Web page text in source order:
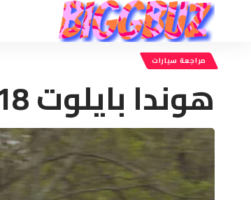
مراجعة سيارات
هوندا بايلوت 2018 : المواصفات والسعر والأداء